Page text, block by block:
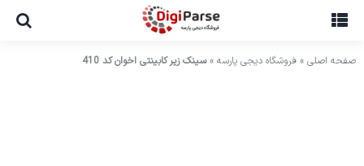
صفحه اصلی » فروشگاه دیجی پارسه »سینک زیر کابینتی اخوان کد 410